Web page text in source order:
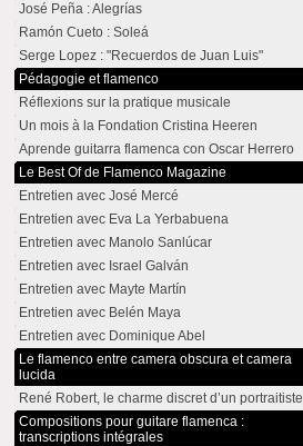
José Peña : Alegrías
Ramón Cueto : Soleá
Serge Lopez : "Recuerdos de Juan Luis"
Pédagogie et flamenco
Réflexions sur la pratique musicale
Un mois à la Fondation Cristina Heeren
Aprende guitarra flamenca con Oscar Herrero
Le Best Of de Flamenco Magazine
Entretien avec José Mercé
Entretien avec Eva La Yerbabuena
Entretien avec Manolo Sanlúcar
Entretien avec Israel Galván
Entretien avec Mayte Martín
Entretien avec Belén Maya
Entretien avec Dominique Abel
Le flamenco entre camera obscura et camera
lucida
René Robert, le charme discret d’un portraitiste
Compositions pour guitare flamenca :
transcriptions intégrales